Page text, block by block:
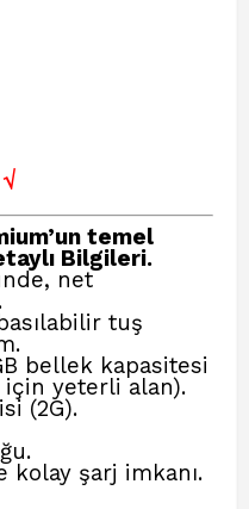
temel
Bilgileri.
net
tuş
bellek kapasitesi
için yeterli alan).
(2G).
kolay şarj imkanı.